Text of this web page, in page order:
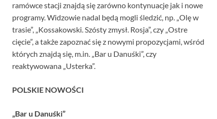
ramówce stacji znajdą się zarówno kontynuacje jak i nowe
programy. Widzowie nadal będą mogli śledzić, np. „Olę w
trasie”, „Kossakowski. Szósty zmysł. Rosja”, czy „Ostre
cięcie”, a także zapoznać się z nowymi propozycjami, wśród
których znajdą się, m.in. „Bar u Danuśki”, czy
reaktywowana „Usterka”.
POLSKIE NOWOŚCI
„Bar u Danuśki”